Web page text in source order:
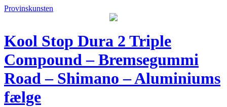
Provinskunsten
Kool Stop Dura 2 Triple
Compound – Bremsegummi
Road – Shimano – Aluminiums
fælge